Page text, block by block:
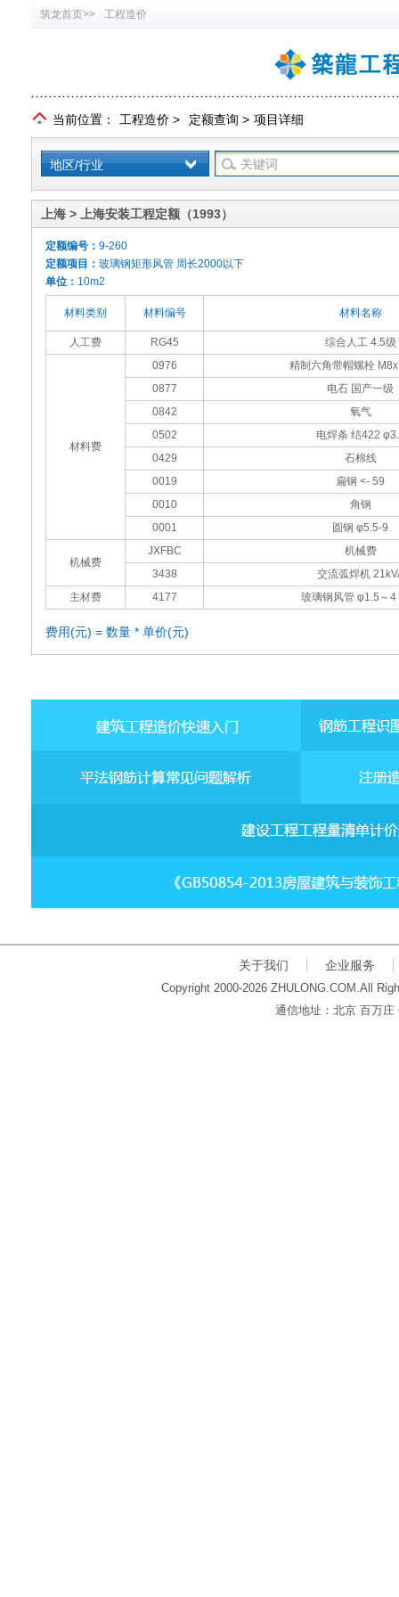
筑龙首页>> 工程造价
当前位置： 工程造价 > 定额查询 > 项目详细
地区/行业
上海 > 上海安装工程定额（1993）
定额编号： 9-260
定额项目： 玻璃钢矩形风管 周长2000以下
单位： 10m2
材料类别 材料编号 材料名称
人工费 RG45 综合人工 4.5级
材料费
0976
精制六角带帽螺栓
0877
电石 国产一级
0842
氧气
0502
电焊条 结422
0429
石棉线
0019
扁钢 <- 59
0010
角钢
0001
圆钢 φ5.5-9
机械费
JXFBC
机械费
3438
交流弧焊机
主材费
4177 玻璃钢风管 φ1.5～4
费用(元) = 数量 * 单价(元)
关于我们 企业服务
Copyright 2000-2026 ZHULONG.COM.All
通信地址：北京 百万